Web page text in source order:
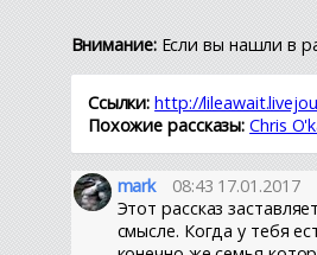
Внимание: Если вы нашли в
Ссылки: http://
Похожие рассказы: Chris
mark
08:43 17.01.2017
Этот рассказ
смысле. Когда у тебя